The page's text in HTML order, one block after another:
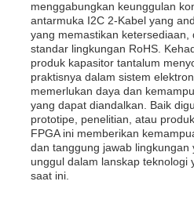
Unit Mikrokontroler MCU
SOC Sistem pada Chip
IC MPU
menggabungkan keunggulan
antarmuka I2C 2-Kabel yang
yang memastikan
standar lingkungan RoHS.
produk kapasitor tantalum
praktisnya dalam sistem
memerlukan daya dan
yang dapat diandalkan. Baik
prototipe, penelitian, atau
FPGA ini memberikan
dan tanggung jawab lingkungan
unggul dalam lanskap teknologi
saat ini.